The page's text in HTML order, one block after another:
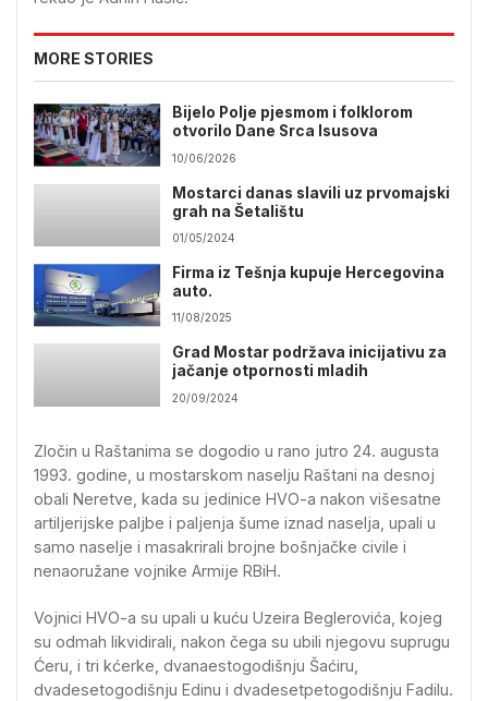
MORE STORIES
Bijelo Polje pjesmom i folklorom
otvorilo Dane Srca Isusova
10/06/2026
Mostarci danas slavili uz prvomajski
grah na Šetalištu
01/05/2024
Firma iz Tešnja kupuje Hercegovina
auto.
11/08/2025
Grad Mostar podržava inicijativu za
jačanje otpornosti mladih
20/09/2024
Zločin u Raštanima se dogodio u rano jutro 24. augusta
1993. godine, u mostarskom naselju Raštani na desnoj
obali Neretve, kada su jedinice HVO-a nakon višesatne
artiljerijske paljbe i paljenja šume iznad naselja, upali u
samo naselje i masakrirali brojne bošnjačke civile i
nenaoružane vojnike Armije RBiH.
Vojnici HVO-a su upali u kuću Uzeira Beglerovića, kojeg
su odmah likvidirali, nakon čega su ubili njegovu suprugu
Ćeru, i tri kćerke, dvanaestogodišnju Šaćiru,
dvadesetogodišnju Edinu i dvadesetpetogodišnju Fadilu.